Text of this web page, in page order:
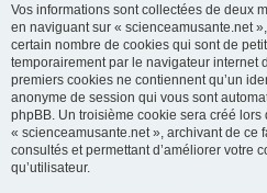
Vos informations sont collectées de deux
en naviguant sur « scienceamusante.net
certain nombre de cookies qui sont de
temporairement par le navigateur internet
premiers cookies ne contiennent qu’un
anonyme de session qui vous sont
phpBB. Un troisième cookie sera créé
« scienceamusante.net », archivant de ce
consultés et permettant d’améliorer votre
qu’utilisateur.